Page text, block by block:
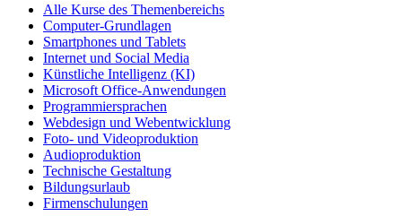
Alle Kurse des Themenbereichs
Computer-Grundlagen
Smartphones und Tablets
Internet und Social Media
Künstliche Intelligenz (KI)
Microsoft Office-Anwendungen
Programmiersprachen
Webdesign und Webentwicklung
Foto- und Videoproduktion
Audioproduktion
Technische Gestaltung
Bildungsurlaub
Firmenschulungen